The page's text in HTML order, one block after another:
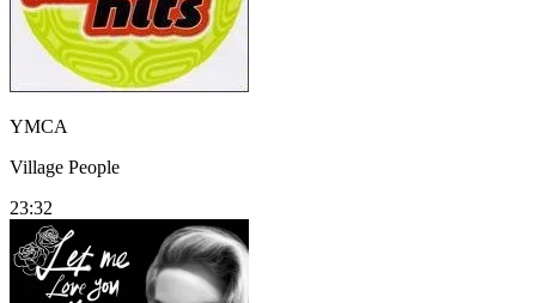
YMCA
Village People
23:32